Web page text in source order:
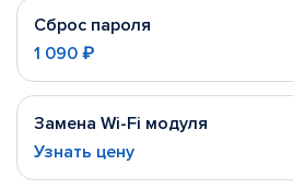
Сброс пароля
1 090 ₽
Замена Wi-Fi модуля
Узнать цену